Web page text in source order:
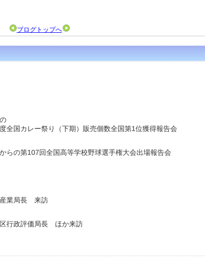
ブログトップへ
レー祭り（下期）販売個数全国第1位獲得報告会
の第107回全国高等学校野球選手権大会出場報告会
業局長 来訪
行政評価局長 ほか来訪